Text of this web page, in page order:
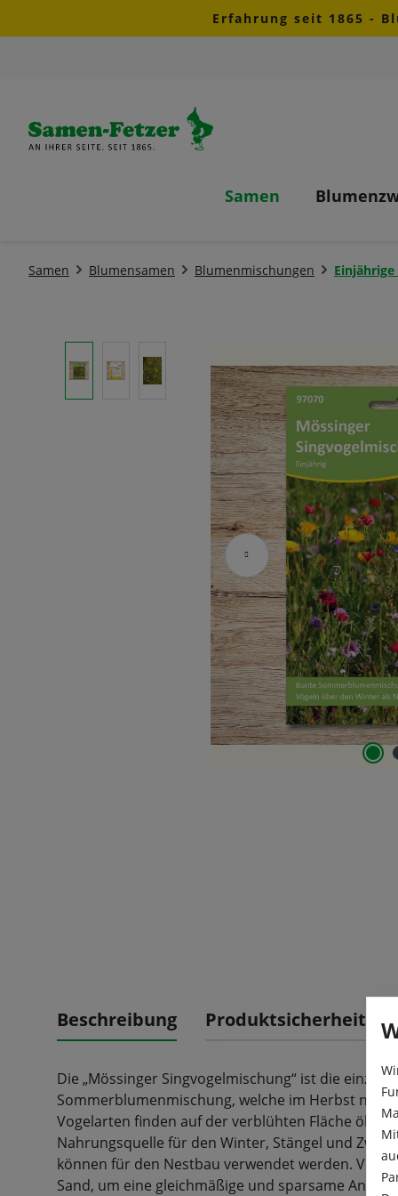
Zur Hauptnavigation springenErfahrung seit 1865 -
Samen
Samen Blumensamen Blumenmischungen
Beschreibung Produktsicherheit
Die „Mössinger Singvogelmischung“ ist die einzige
Sommerblumenmischung, welche im Herbst nicht
Vogelarten finden auf der verblühten Fläche
Nahrungsquelle für den Winter, Stängel und
können für den Nestbau verwendet werden.
Sand, um eine gleichmäßige und sparsame